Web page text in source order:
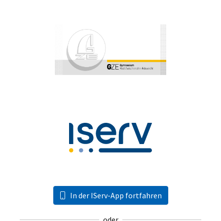
In der IServ-App fortfahren